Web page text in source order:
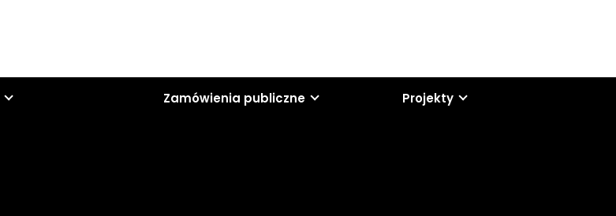
Zamówienia publiczne Projekty